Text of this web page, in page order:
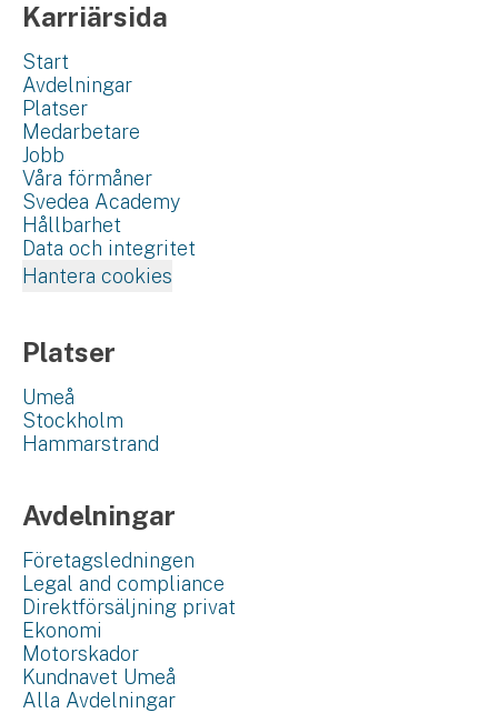
Karriärsida
Start
Avdelningar
Platser
Medarbetare
Jobb
Våra förmåner
Svedea Academy
Hållbarhet
Data och integritet
Hantera cookies
Platser
Umeå
Stockholm
Hammarstrand
Avdelningar
Företagsledningen
Legal and compliance
Direktförsäljning privat
Ekonomi
Motorskador
Kundnavet Umeå
Alla Avdelningar